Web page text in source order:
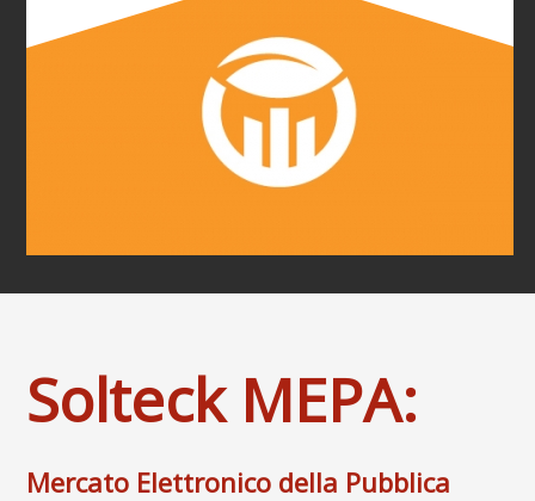
Solteck MEPA:
Mercato Elettronico della Pubblica